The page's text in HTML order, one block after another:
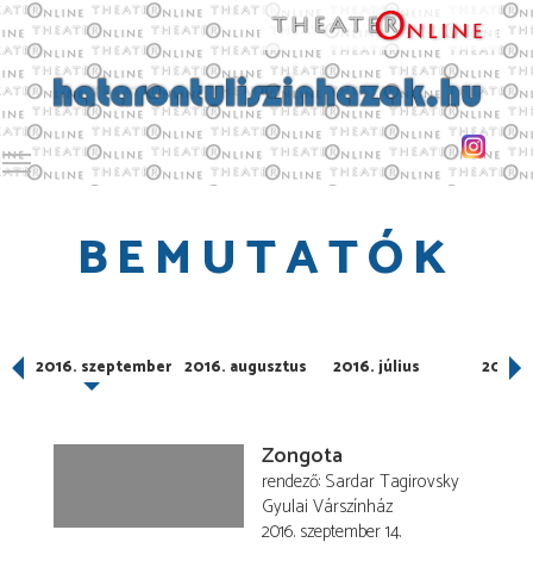
Toggle main menu visibility
BEMUTATÓK
2016. szeptember 2016. augusztus 2016. július 2016.
Zongota
rendező Sardar Tagirovsky
Gyulai Várszínház
2016. szeptember 14.